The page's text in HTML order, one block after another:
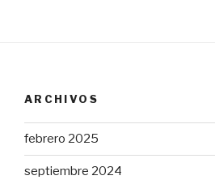
ARCHIVOS
febrero 2025
septiembre 2024